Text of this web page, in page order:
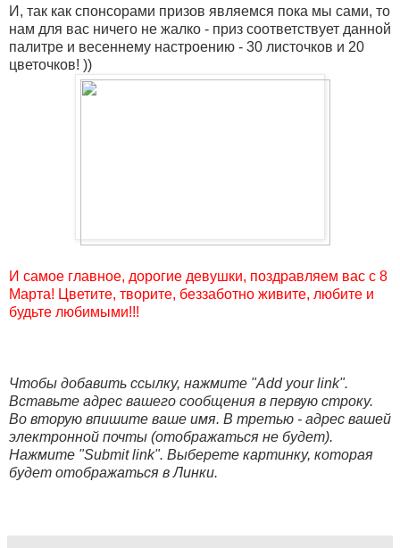
И, так как спонсорами призов являемся пока мы сами, то
нам для вас ничего не жалко - приз соответствует данной
палитре и весеннему настроению - 30 листочков и 20
цветочков! ))
И самое главное, дорогие девушки, поздравляем вас с 8
Марта! Цветите, творите, беззаботно живите, любите и
будьте любимыми!!!
Чтобы добавить ссылку, нажмите "Add your link".
Вставьте адрес вашего сообщения в первую строку.
Во вторую впишите ваше имя. В третью - адрес вашей
электронной почты (отображаться не будет).
Нажмите "Submit link". Выберете картинку, которая
будет отображаться в Линки.